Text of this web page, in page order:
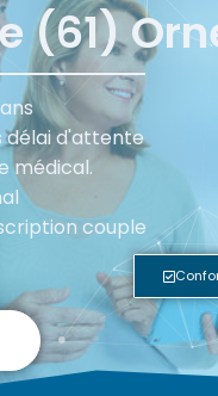
(61)
délai d'attente
médical.
couple